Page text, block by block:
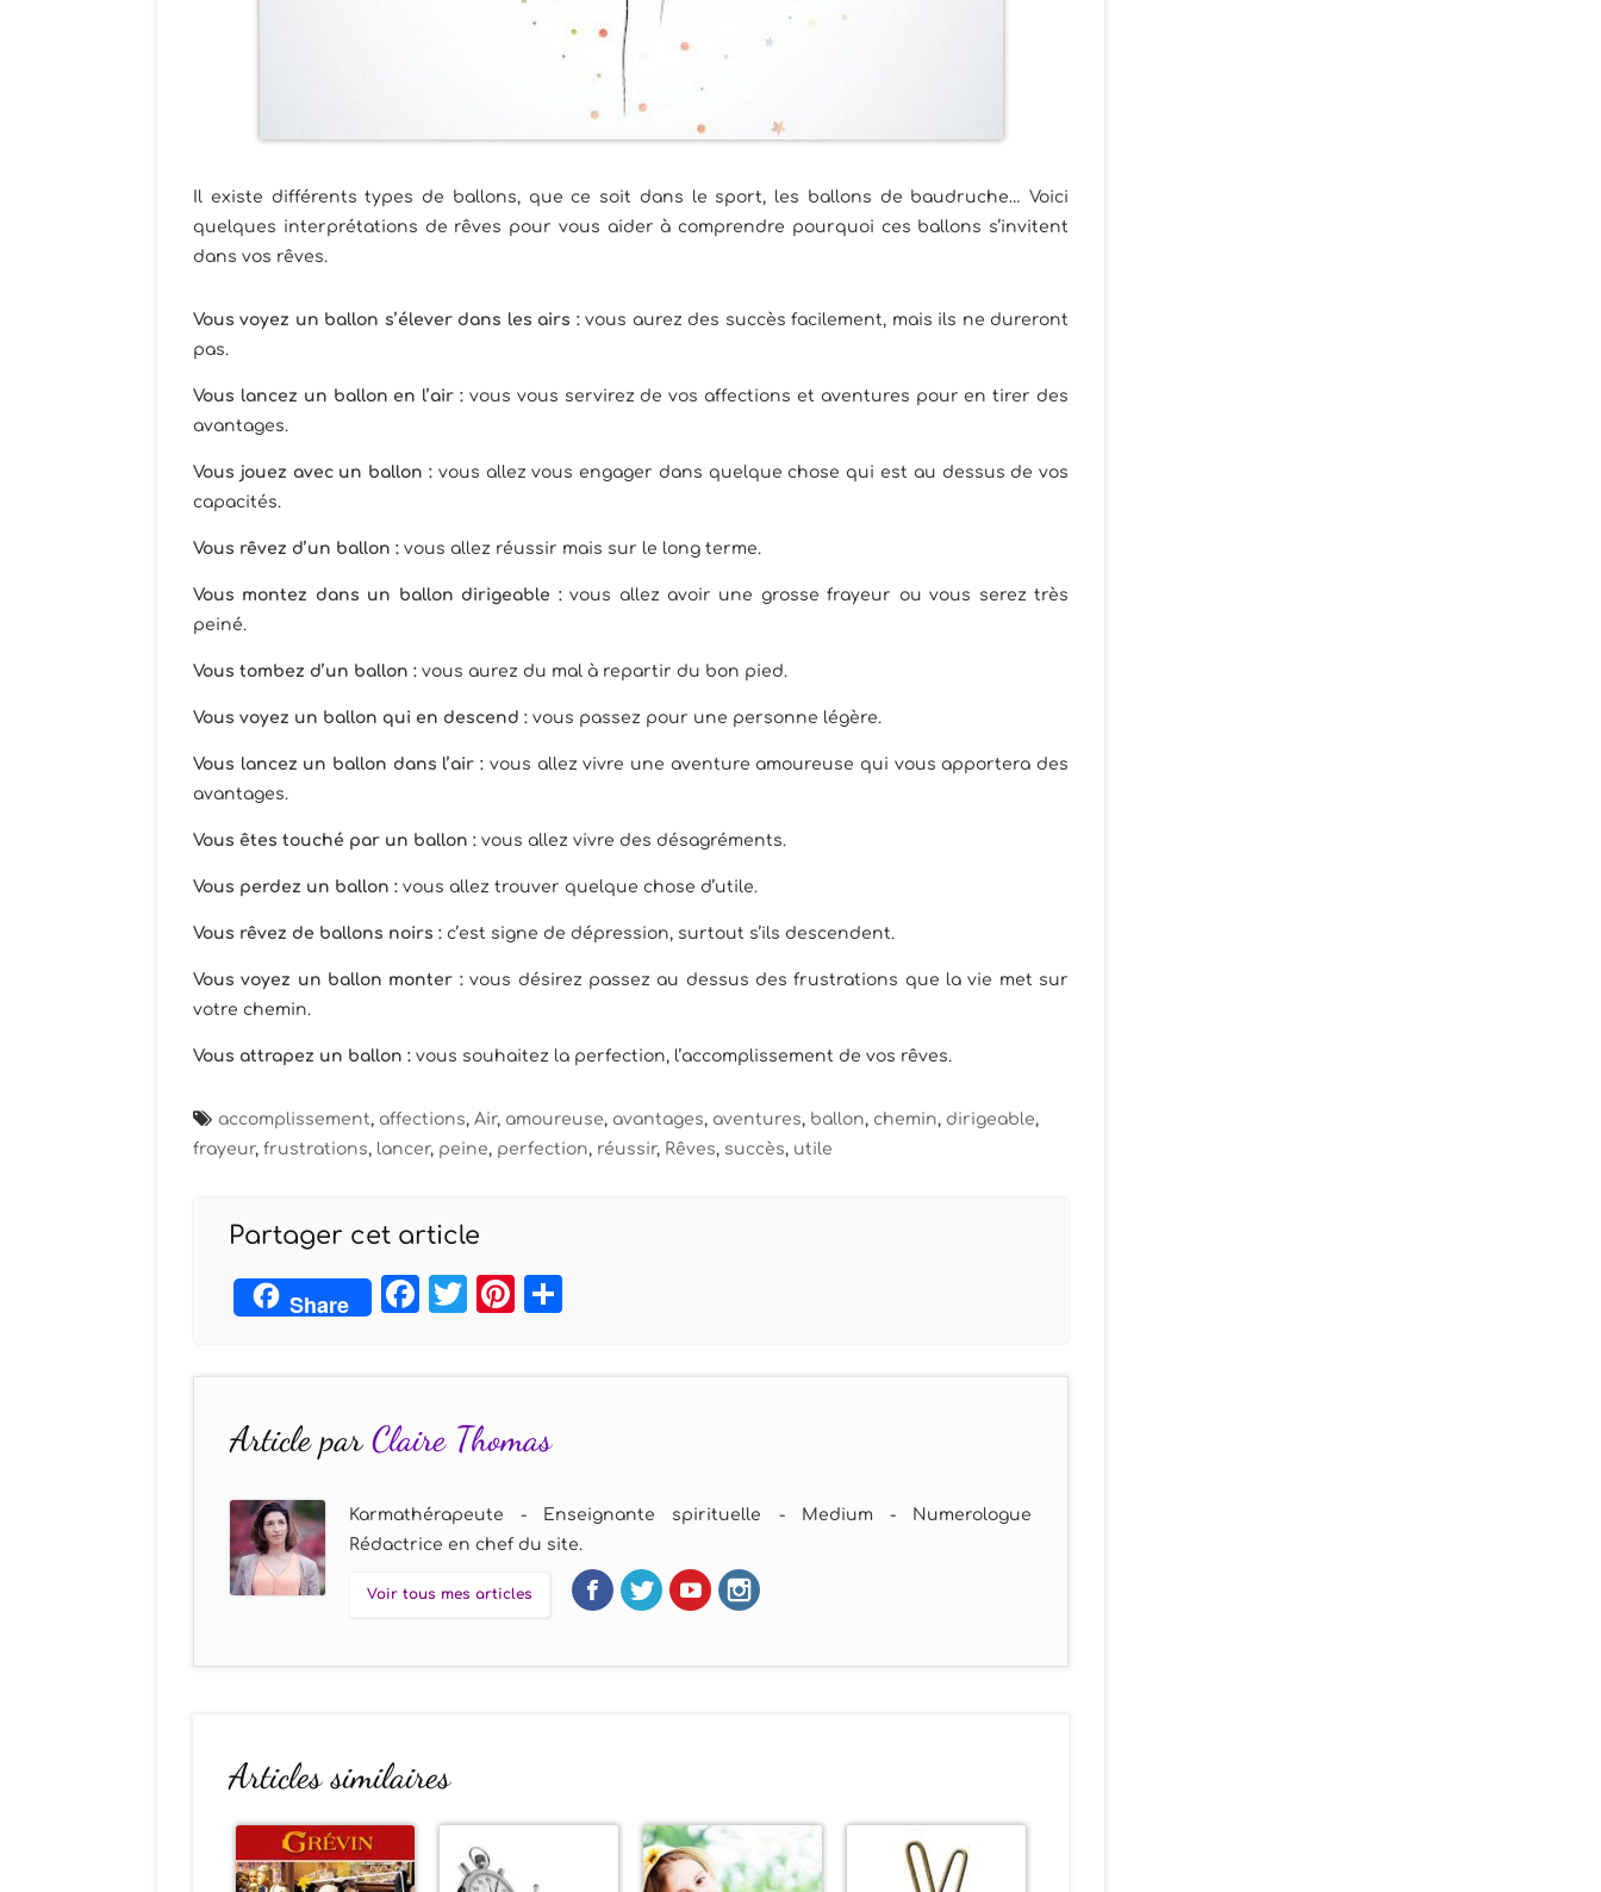
Il existe différents types de ballons, que ce soit dans le sport, les ballons de baudruche… Voici
quelques interprétations de rêves pour vous aider à comprendre pourquoi ces ballons s’invitent
dans vos rêves.
Vous voyez un ballon s’élever dans les airs :vous aurez des succès facilement, mais ils ne dureront
pas.
Vous lancez un ballon en l’air : vous vous servirez de vos affections et aventures pour en tirer des
avantages.
Vous jouez avec un ballon :vous allez vous engager dans quelque chose qui est au dessus de vos
capacités.
Vous rêvez d’un ballon : vous allez réussir mais sur le long terme.
Vous montez dans un ballon dirigeable :vous allez avoir une grosse frayeur ou vous serez très
peiné.
Vous tombez d’un ballon : vous aurez du mal à repartir du bon pied.
Vous voyez un ballon qui en descend : vous passez pour une personne légère.
Vous lancez un ballon dans l’air : vous allez vivre une aventure amoureuse qui vous apportera des
avantages.
Vous êtes touché par un ballon : vous allez vivre des désagréments.
Vous perdez un ballon : vous allez trouver quelque chose d’utile.
Vous rêvez de ballons noirs : c’est signe de dépression, surtout s’ils descendent.
Vous voyez un ballon monter :vous désirez passez au dessus des frustrations que la vie met sur
votre chemin.
Vous attrapez un ballon : vous souhaitez la perfection, l’accomplissement de vos rêves.
accomplissement, affections, Air, amoureuse, avantages, aventures, ballon, chemin, dirigeable,
frayeur, frustrations, lancer, peine, perfection, réussir, Rêves, succès, utile
Partager cet article
Share Facebook
TwitterPinterest
Article parClaire Thomas
Karmathérapeute - Enseignante spirituelle - Medium - Numerologue
Rédactrice en chef du site.
Voir tous mes articles
Articles similaires